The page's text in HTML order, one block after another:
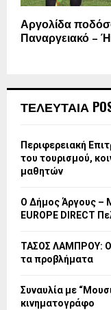
Αργολίδα
Παναργειακό –
ΤΕΛΕΥΤΑΙΑ
Περιφερειακή
του τουρισμού,
μαθητών
Ο Δήμος Άργους –
EUROPE DIRECT
ΤΑΣΟΣ ΛΑΜΠΡΟΥ:
τα προβλήματα
Συναυλία με
κινηματογράφο